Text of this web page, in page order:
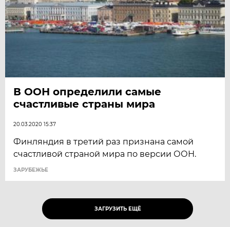
В ООН определили самые
счастливые страны мира
20.03.2020 15:37
Финляндия в третий раз признана самой
счастливой страной мира по версии ООН.
ЗАРУБЕЖЬЕ
ЗАГРУЗИТЬ ЕЩЁ